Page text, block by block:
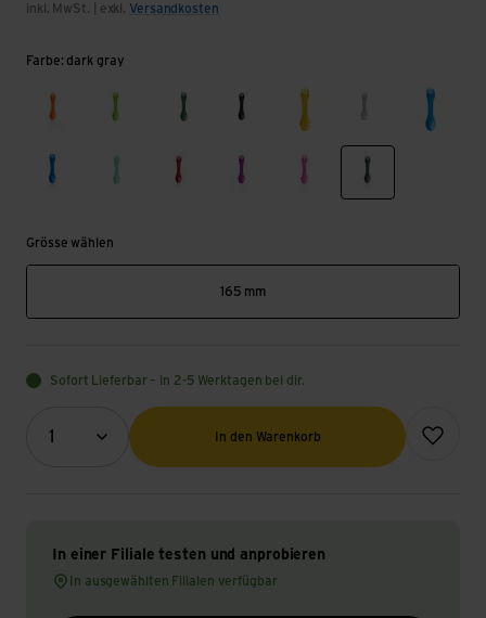
inkl. MwSt. | exkl. Versandkosten
Farbe: dark gray
orange light greenmedium green
black yellow light graylight
dark bluemint green
red magentapink dark gray
Grösse wählen
165 mm
Sofort Lieferbar – in 2-5 Werktagen bei dir.
1
Menge (Optional)
In den Warenkorb
Zur
In einer Filiale testen und anprobieren
In ausgewählten Filialen verfügbar